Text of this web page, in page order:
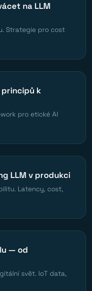
na LLM
Strategie pro cost
k
pro etické AI
LLM v produkci
Latency, cost,
— od
svět. IoT data,